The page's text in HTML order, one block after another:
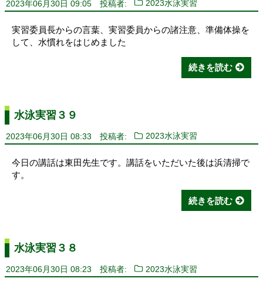
2023年06月30日 09:05 投稿者: 2023水泳実習
実習委員長からの言葉、実習委員からの諸注意、準備体操を
して、水慣れをはじめました
続きを読む
水泳実習３９
2023年06月30日 08:33 投稿者: 2023水泳実習
今日の講話は東田先生です。講話をいただいた後は浜清掃で
す。
続きを読む
水泳実習３８
2023年06月30日 08:23 投稿者: 2023水泳実習